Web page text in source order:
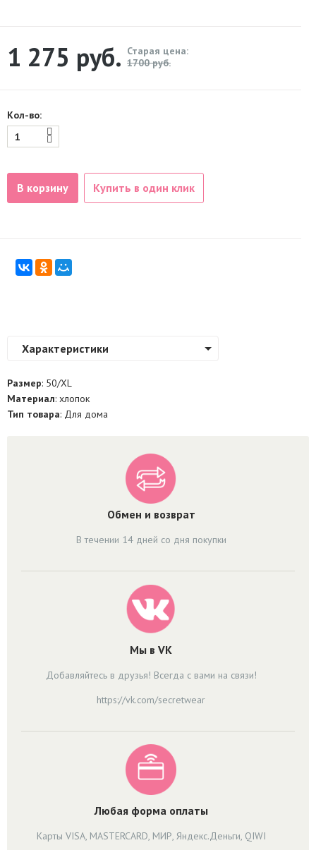
1 275 руб. Старая цена:
1700 руб.
Кол-во:
В корзину Купить в один клик
Обмен и возврат
В течении 14 дней со дня покупки
Мы в VK
Добавляйтесь в друзья! Всегда с вами на связи!
https://vk.com/secretwear
Любая форма оплаты
Карты VISA, MASTERCARD, МИР, Яндекс.Деньги, QIWI
Характеристики
Размер: 50/XL
Материал: хлопок
Тип товара: Для дома